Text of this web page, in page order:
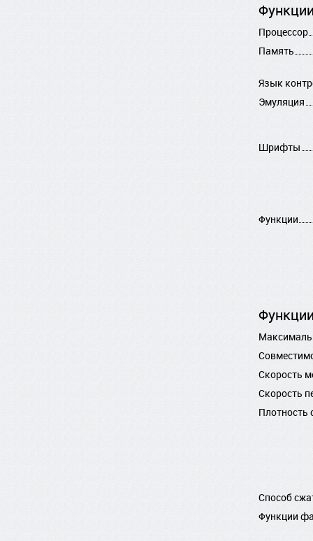
Процессор
Память
Язык
Эмуляция
Шрифты
Функции
Скорость
Скорость
Плотность
Способ
Функции